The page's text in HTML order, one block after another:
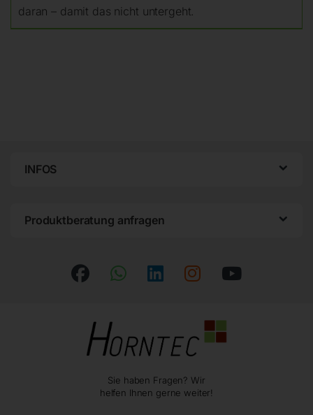
daran – damit das nicht untergeht.
INFOS
Produktberatung anfragen
Sie haben Fragen? Wir
helfen Ihnen gerne weiter!